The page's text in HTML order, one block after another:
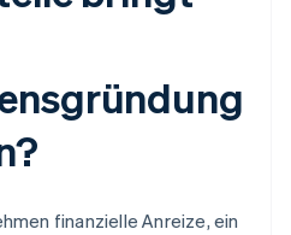
finanzielle Anreize, ein